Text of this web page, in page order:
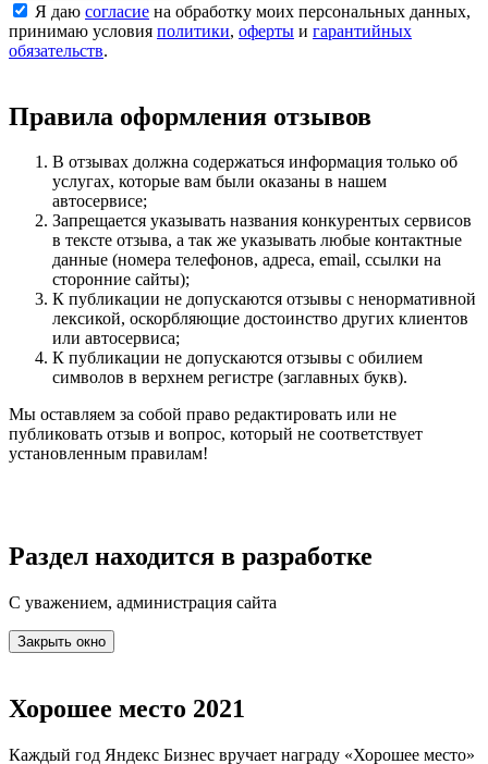
Я даю согласие на обработку моих персональных данных,
принимаю условия политики, оферты и гарантийных
обязательств.
Правила оформления отзывов
В отзывах должна содержаться информация только об
услугах, которые вам были оказаны в нашем
автосервисе;
Запрещается указывать названия конкурентых сервисов
в тексте отзыва, а так же указывать любые контактные
данные (номера телефонов, адреса, email, ссылки на
сторонние сайты);
К публикации не допускаются отзывы с ненормативной
лексикой, оскорбляющие достоинство других клиентов
или автосервиса;
К публикации не допускаются отзывы с обилием
символов в верхнем регистре (заглавных букв).
Мы оставляем за собой право редактировать или не
публиковать отзыв и вопрос, который не соответствует
установленным правилам!
Раздел находится в разработке
С уважением, администрация сайта
Закрыть окно
Хорошее место 2021
Каждый год Яндекс Бизнес вручает награду «Хорошее место»